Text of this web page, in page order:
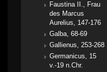
Faustina II., Frau
des Marcus
Aurelius, 147-176
Galba, 68-69
Gallienus, 253-268
Germanicus, 15
v.-19 n.Chr.